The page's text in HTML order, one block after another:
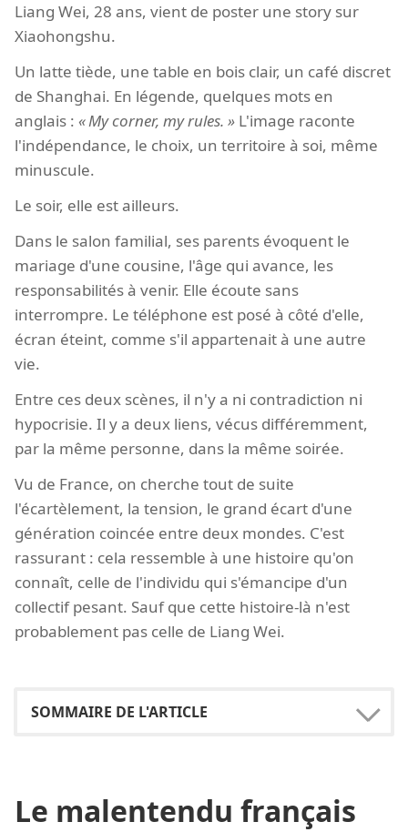
Liang Wei, 28 ans, vient de poster une story sur
Xiaohongshu.
Un latte tiède, une table en bois clair, un café discret
de Shanghai. En légende, quelques mots en
anglais :
My corner, my rules. L'image raconte
l'indépendance, le choix, un territoire à soi, même
minuscule.
Le soir, elle est ailleurs.
Dans le salon familial, ses parents évoquent le
mariage d'une cousine, l'âge qui avance, les
responsabilités à venir. Elle écoute sans
interrompre. Le téléphone est posé à côté d'elle,
écran éteint, comme s'il appartenait à une autre
vie.
Entre ces deux scènes, il n'y a ni contradiction ni
hypocrisie. Il y a deux liens, vécus différemment,
par la même personne, dans la même soirée.
Vu de France, on cherche tout de suite
l'écartèlement, la tension, le grand écart d'une
génération coincée entre deux mondes. C'est
rassurant : cela ressemble à une histoire qu'on
connaît, celle de l'individu qui s'émancipe d'un
collectif pesant. Sauf que cette histoire-là n'est
probablement pas celle de Liang Wei.
Le malentendu français